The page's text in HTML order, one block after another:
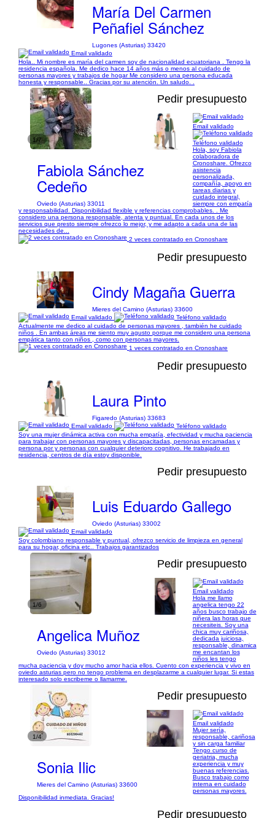
María Del Carmen
Peñafiel Sánchez
Lugones (Asturias) 33420
Email validado
Hola.. Mi nombre es maría del carmen soy de nacionalidad ecuatoriana . Tengo la
residencia española. Me dedico hace 14 años más o menos al cuidado de
personas mayores y trabajos de hogar Me considero una persona educada
honesta y responsable.. Gracias por su atención. Un saludo. .
1/7
Pedir presupuesto
Fabiola Sánchez
Cedeño
Oviedo (Asturias) 33011
Email validado
Teléfono validado
Hola, soy Fabiola
colaboradora de
Cronoshare. Ofrezco
asistencia
personalizada,
compañía, apoyo en
tareas diarias y
cuidado integral,
siempre con empatía
y responsabilidad. Disponibilidad flexible y referencias comprobables. . Me
considero una persona responsable, atenta y puntual. En cada unos de los
servicios que presto siempre ofrezco lo mejor, y me adapto a cada una de las
necesidades de...
2 veces contratado en Cronoshare
Pedir presupuesto
Cindy Magaña Guerra
Mieres del Camino (Asturias) 33600
Email validado
Teléfono validado
Actualmente me dedico al cuidado de personas mayores , también he cuidado
niños . En ambas áreas me siento muy agusto porque me considero una persona
empática tanto con niños , como con personas mayores.
1 veces contratado en Cronoshare
Pedir presupuesto
Laura Pinto
Figaredo (Asturias) 33683
Email validado
Teléfono validado
Soy una mujer dinámica activa con mucha empatía, efectividad y mucha paciencia
para trabajar con personas mayores y discapacitadas, personas encamadas y
persona por y personas con cualquier deterioro cognitivo. He trabajado en
residencia, centros de día estoy disponible.
Pedir presupuesto
Luis Eduardo Gallego
Oviedo (Asturias) 33002
Email validado
Soy colombiano responsable y puntual, ofrezco servicio de limpieza en general
para su hogar, oficina etc.. Trabajos garantizados
1/6
Pedir presupuesto
Angelica Muñoz
Oviedo (Asturias) 33012
Email validado
Hola me llamo
angelica tengo 22
años busco trabajo de
niñera las horas que
necesiteis. Soy una
chica muy cariñosa,
dedicada juiciosa,
responsable, dinamica
me encantan los
niños les tengo
mucha paciencia y doy mucho amor hacia ellos. Cuento con experiencia y vivo en
oviedo asturias pero no tengo problema en desplazarme a cualquier lugar. Si estas
interesado solo escribeme o llamarme.
1/4
Pedir presupuesto
Sonia Ilic
Mieres del Camino (Asturias) 33600
Email validado
Mujer sería,
responsable, cariñosa
y sin carga familiar
Tengo curso de
geriatria, mucha
experiencia y muy
buenas referencias.
Busco trabajo como
interna en cuidado
personas mayores.
Disponibilidad inmediata. Gracias!
Pedir presupuesto